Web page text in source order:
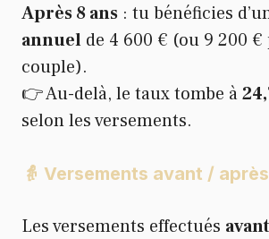
Après 8 ans : tu bénéficies
annuel de 4 600 € (ou 9 200
couple).
👉 Au-delà, le taux tombe à
selon les versements.
👵 Versements avant /
Les versements effectués